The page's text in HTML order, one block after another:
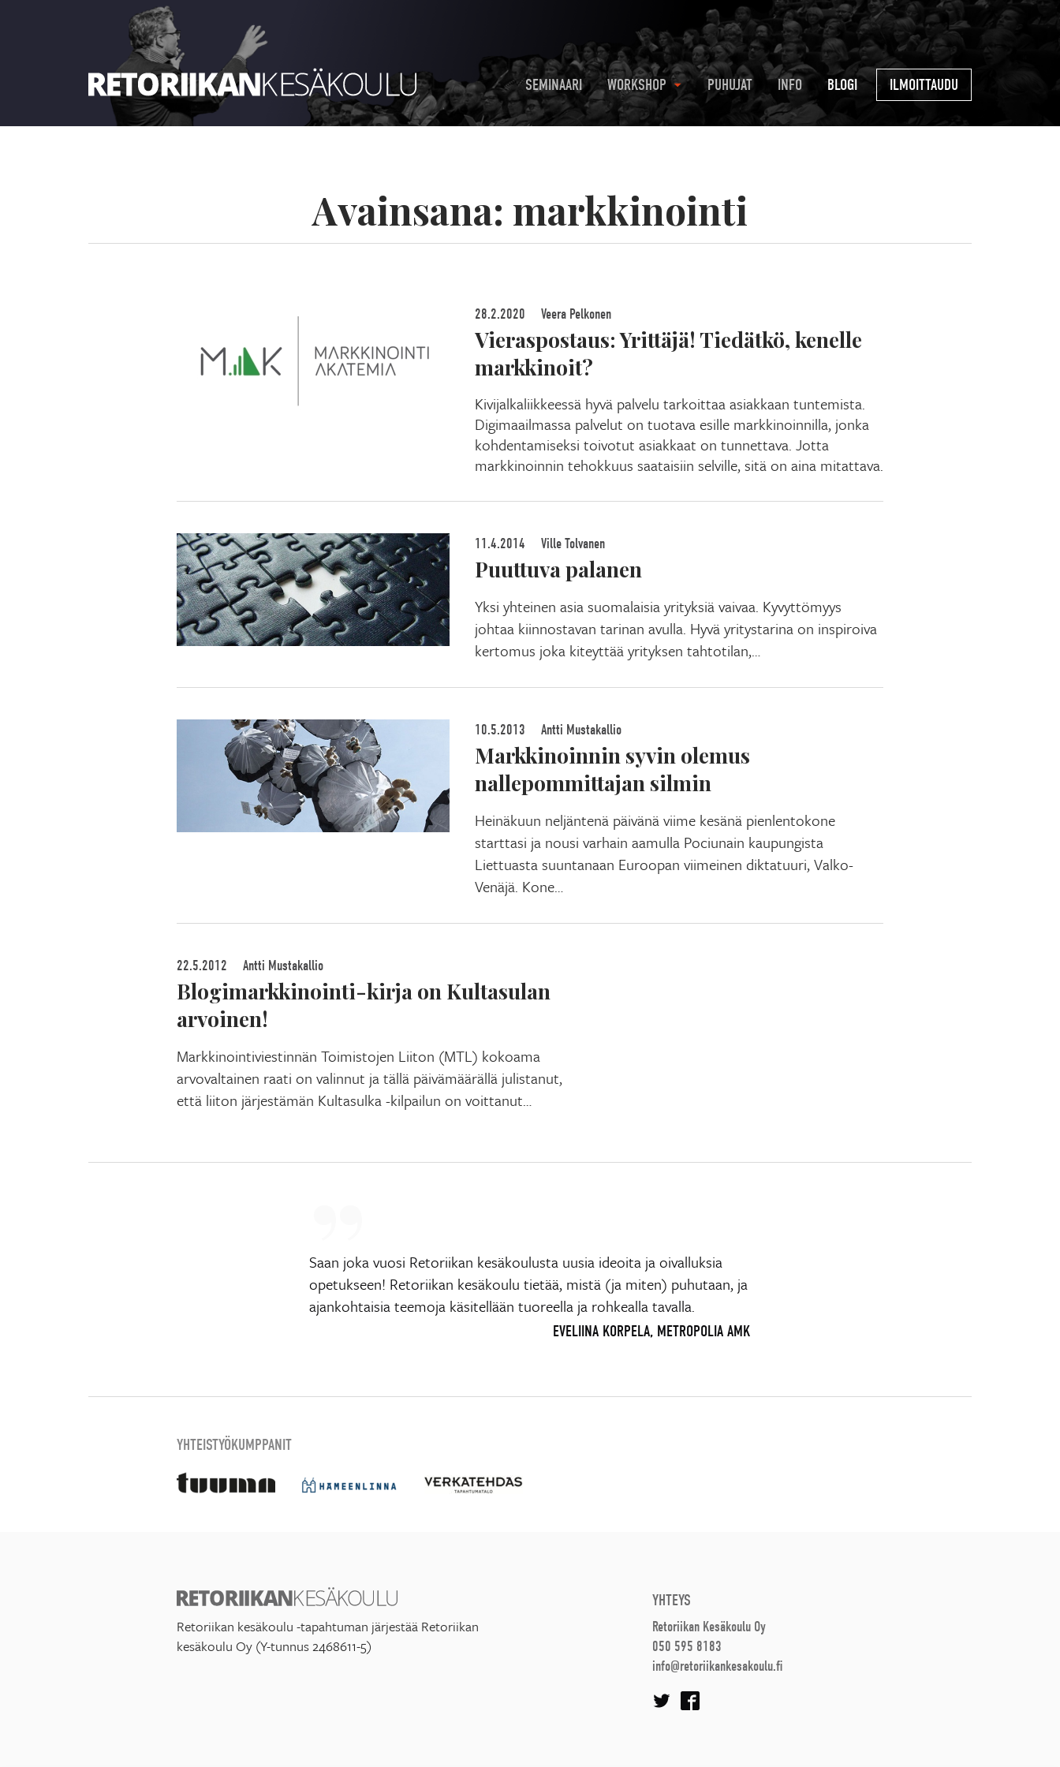
SEMINAARI WORKSHOP PUHUJAT INFO BLOGI ILMOITTAUDU
Avainsana: markkinointi
28.2.2020 Veera Pelkonen
Vieraspostaus: Yrittäjä! Tiedätkö, kenelle
markkinoit?
Kivijalkaliikkeessä hyvä palvelu tarkoittaa asiakkaan tuntemista.
Digimaailmassa palvelut on tuotava esille markkinoinnilla, jonka
kohdentamiseksi toivotut asiakkaat on tunnettava. Jotta
markkinoinnin tehokkuus saataisiin selville, sitä on aina mitattava.
11.4.2014 Ville Tolvanen
Puuttuva palanen
Yksi yhteinen asia suomalaisia yrityksiä vaivaa. Kyvyttömyys
johtaa kiinnostavan tarinan avulla. Hyvä yritystarina on inspiroiva
kertomus joka kiteyttää yrityksen tahtotilan,…
10.5.2013 Antti Mustakallio
Markkinoinnin syvin olemus
nallepommittajan silmin
Heinäkuun neljäntenä päivänä viime kesänä pienlentokone
starttasi ja nousi varhain aamulla Pociunain kaupungista
Liettuasta suuntanaan Euroopan viimeinen diktatuuri, Valko-
Venäjä. Kone…
22.5.2012 Antti Mustakallio
Blogimarkkinointi-kirja on Kultasulan
arvoinen!
Markkinointiviestinnän Toimistojen Liiton (MTL) kokoama
arvovaltainen raati on valinnut ja tällä päivämäärällä julistanut,
että liiton järjestämän Kultasulka -kilpailun on voittanut…
Saan joka vuosi Retoriikan kesäkoulusta uusia ideoita ja oivalluksia
opetukseen! Retoriikan kesäkoulu tietää, mistä (ja miten) puhutaan, ja
ajankohtaisia teemoja käsitellään tuoreella ja rohkealla tavalla.
EVELIINA KORPELA, METROPOLIA AMK
YHTEISTYÖKUMPPANIT
Retoriikan kesäkoulu -tapahtuman järjestää Retoriikan
kesäkoulu Oy (Y-tunnus 2468611-5)
YHTEYS
Retoriikan Kesäkoulu Oy
050 595 8183
info@retoriikankesakoulu.fi